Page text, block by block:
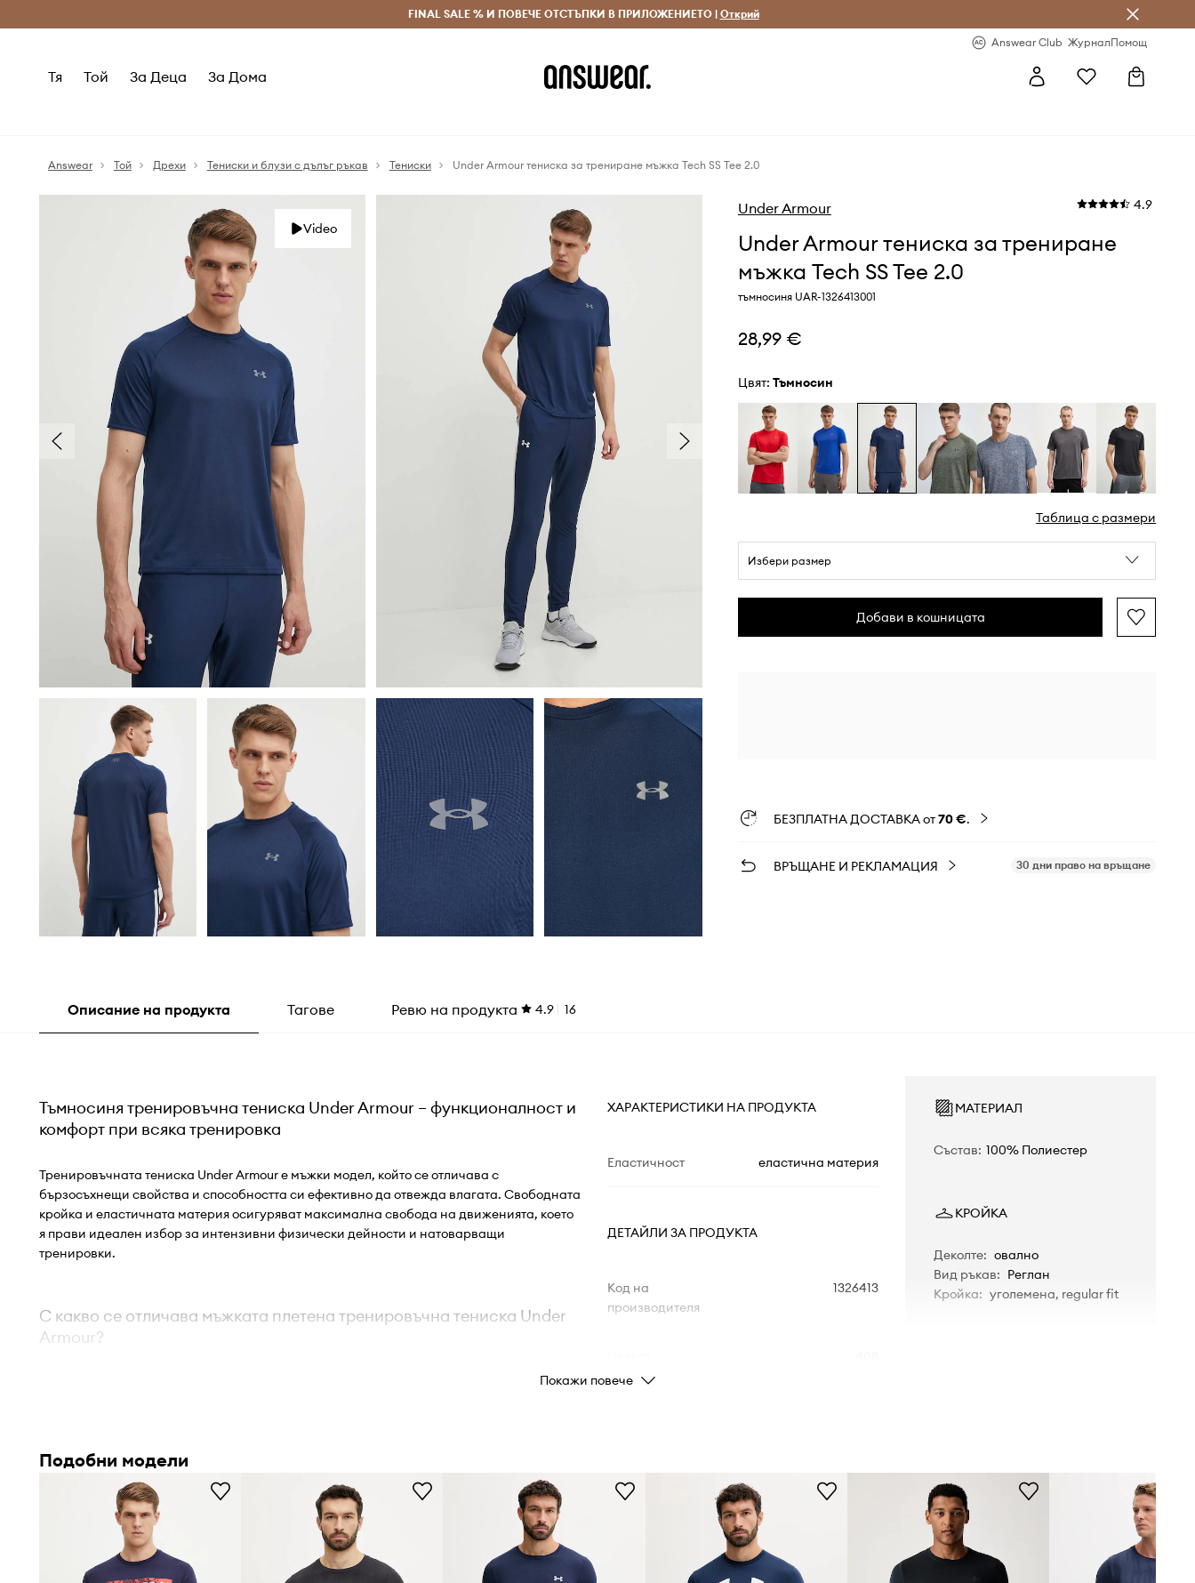
Безплатни доставка и връщане за поръчки над 70 EUR Доставка 1-5 дни
FINAL SALE % И ПОВЕЧЕ ОТСТЪПКИ В ПРИЛОЖЕНИЕТО | Открий
Answear Club ЖурналПомощ
Тя Той За Деца За Дома
Answear Той Дрехи Тениски и блузи с дълъг ръкав Тениски Under Armour тениска за трениране мъжка Tech SS Tee 2.0
Video
Under Armour 4.9
Under Armour тениска за трениране
мъжка Tech SS Tee 2.0
тъмносиня UAR-1326413001
28,99 €
Цвят: тъмносин
Таблица с размери
Избери размер
Добави в кошницата
БЕЗПЛАТНА ДОСТАВКА от70 €.
ВРЪЩАНЕ И РЕКЛАМАЦИЯ 30 дни право на връщане
Описание на продукта Тагове Ревю на продукта 4.9 16
Тъмносиня тренировъчна тениска Under Armour – функционалност и
комфорт при всяка тренировка
Тренировъчната тениска Under Armour е мъжки модел, който се отличава с
бързосъхнещи свойства и способността си ефективно да отвежда влагата. Свободната
кройка и еластичната материя осигуряват максимална свобода на движенията, което
я прави идеален избор за интензивни физически дейности и натоварващи
тренировки.
С какво се отличава мъжката плетена тренировъчна тениска Under
Armour?
Еластична материя – позволява перфектно прилягане към тялото, като
поддържа всяко движение без ограничения
Бързосъхнещи свойства
– помагат за поддържане на кожата суха, дори
по време на много интензивни натоварвания
ХАРАКТЕРИСТИКИ НА ПРОДУКТА
Еластичност еластична материя
ДЕТАЙЛИ ЗА ПРОДУКТА
Код на
производителя
1326413
производителя
Марка Under Armour
МАТЕРИАЛ
Състав: 100% Полиестер
КРОЙКА
Деколте: овално
Вид ръкав: Реглан
Кройка: уголемена, regular fit
Покажи повече
Подобни модели